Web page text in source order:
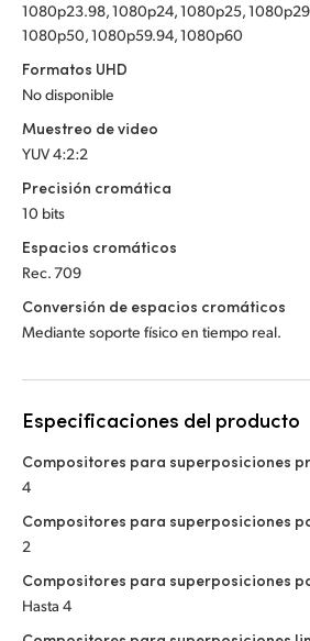
1080p23.98, 1080p24, 1080p25,
1080p50, 1080p59.94, 1080p60
Formatos UHD
No disponible
Muestreo de video
YUV 4:2:2
Precisión cromática
10 bits
Espacios cromáticos
Rec. 709
Conversión de espacios cromáticos
Mediante soporte físico en tiempo real.
Especificaciones del producto
Compositores para superposiciones
4
Compositores para superposiciones
2
Compositores para superposiciones
Hasta 4